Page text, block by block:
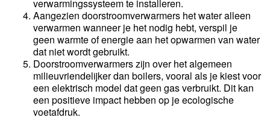
verwarmingssysteem te installeren.
Aangezien doorstroomverwarmers het water alleen
verwarmen wanneer je het nodig hebt, verspil je
geen warmte of energie aan het opwarmen van water
dat niet wordt gebruikt.
Doorstroomverwarmers zijn over het algemeen
milieuvriendelijker dan boilers, vooral als je kiest voor
een elektrisch model dat geen gas verbruikt. Dit kan
een positieve impact hebben op je ecologische
voetafdruk.